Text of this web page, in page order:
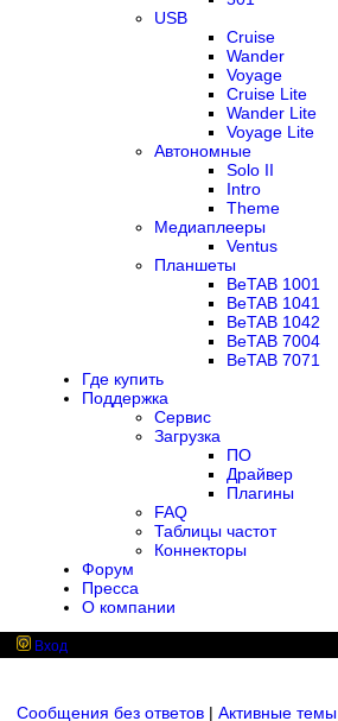
USB
Cruise
Wander
Voyage
Cruise Lite
Wander Lite
Voyage Lite
Автономные
Solo II
Intro
Theme
Медиаплееры
Ventus
Планшеты
BeTAB 1001
BeTAB 1041
BeTAB 1042
BeTAB 7004
BeTAB 7071
Где купить
Поддержка
Сервис
Загрузка
ПО
Драйвер
Плагины
FAQ
Таблицы частот
Коннекторы
Форум
Пресса
О компании
Вход
Сообщения без ответов | Активные темы